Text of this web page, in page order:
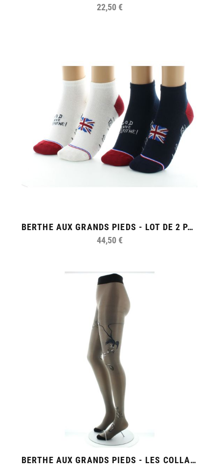
22,50 €
BERTHE AUX GRANDS PIEDS - LOT DE 2 PAIRES DE CHAUSSETTES COURTES MARINE ET BLANCHE
44,50 €
BERTHE AUX GRANDS PIEDS - LES COLLANTS CHAIRS 30 DENIERS "OISEAU" MARINE ET NOIR